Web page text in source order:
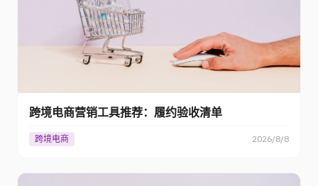
跨境电商营销工具推荐：履约验收清单
跨境电商 2026/8/8